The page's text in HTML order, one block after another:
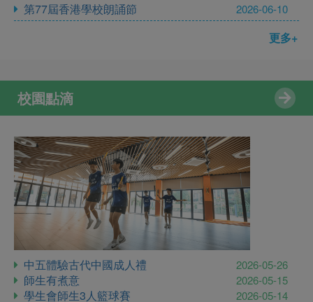
第77屆香港學校朗誦節 2026-06-10
更多+
校園點滴
中五體驗古代中國成人禮 2026-05-26
師生有煮意 2026-05-15
學生會師生3人籃球賽 2026-05-14